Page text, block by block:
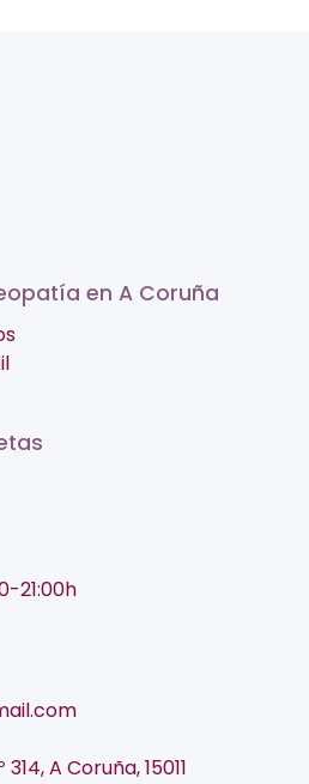
en A Coruña
21:00h
A Coruña, 15011